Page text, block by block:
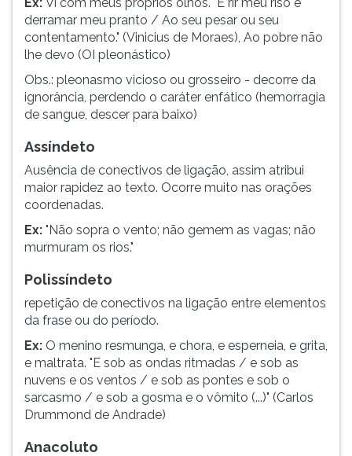
derramar meu pranto / Ao seu pesar ou seu
contentamento." (Vinicius de Moraes), Ao pobre não
lhe devo (OI pleonástico)
Obs.: pleonasmo vicioso ou grosseiro - decorre da
ignorância, perdendo o caráter enfático (hemorragia
de sangue, descer para baixo)
Assíndeto
Ausência de conectivos de ligação, assim atribui
maior rapidez ao texto. Ocorre muito nas orações
coordenadas.
Ex: "Não sopra o vento; não gemem as vagas; não
murmuram os rios."
Polissíndeto
repetição de conectivos na ligação entre elementos
da frase ou do período.
Ex: O menino resmunga, e chora, e esperneia, e grita,
e maltrata. "E sob as ondas ritmadas / e sob as
nuvens e os ventos / e sob as pontes e sob o
sarcasmo / e sob a gosma e o vômito (...)" (Carlos
Drummond de Andrade)
Anacoluto